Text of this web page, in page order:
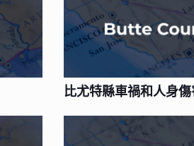
比尤特縣車禍和人身